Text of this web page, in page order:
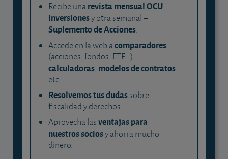
Recibe unarevista mensual OCU
Inversionesy otra semanal +
Suplemento de Acciones.
Accede en la web acomparadores
(acciones, fondos, ETF...),
calculadoras, modelos de contratos,
etc.
Resolvemos tus dudassobre
fiscalidad y derechos.
Aprovecha lasventajas para
nuestros sociosy ahorra mucho
dinero.